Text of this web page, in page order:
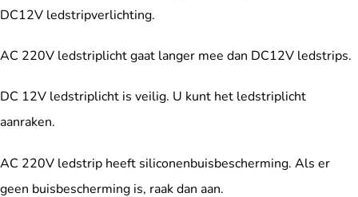
DC12V ledstripverlichting.
AC 220V ledstriplicht gaat langer mee dan DC12V ledstrips.
DC 12V ledstriplicht is veilig. U kunt het ledstriplicht
aanraken.
AC 220V ledstrip heeft siliconenbuisbescherming. Als er
geen buisbescherming is, raak dan aan.